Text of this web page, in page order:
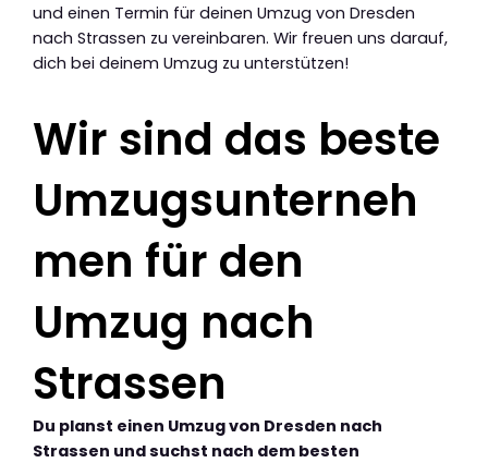
und einen Termin für deinen Umzug von Dresden
nach Strassen zu vereinbaren. Wir freuen uns darauf,
dich bei deinem Umzug zu unterstützen!
Wir sind das beste
Umzugsunterneh
men für den
Umzug nach
Strassen
Du planst einen Umzug von Dresden nach
Strassen und suchst nach dem besten